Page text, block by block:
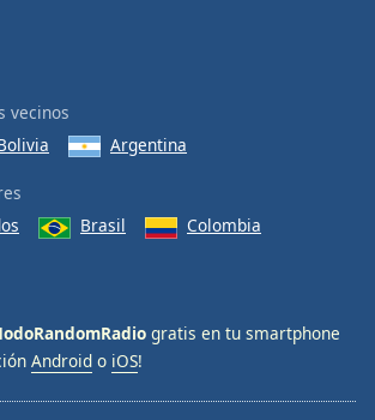
vecinos
Argentina
Brasil
Colombia
gratis en tu smartphone
Android o iOS!